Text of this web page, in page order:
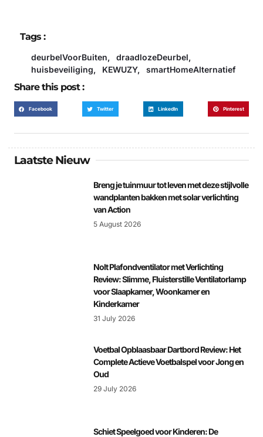
deurbelVoorBuiten, draadlozeDeurbel,
huisbeveiliging, KEWUZY, smartHomeAlternatief
Tags :
Share this post :
Facebook Twitter LinkedIn Pinterest
Laatste Nieuw
Breng je tuinmuur tot leven met deze stijlvolle
wandplanten bakken met solar verlichting
van Action
5 August 2026
Nolt Plafondventilator met Verlichting
Review: Slimme, Fluisterstille Ventilatorlamp
voor Slaapkamer, Woonkamer en
Kinderkamer
31 July 2026
Voetbal Opblaasbaar Dartbord Review: Het
Complete Actieve Voetbalspel voor Jong en
Oud
29 July 2026
Schiet Speelgoed voor Kinderen: De